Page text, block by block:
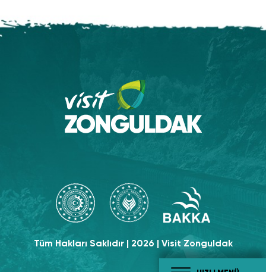
Tüm Hakları Saklıdır | 2026 | Visit Zonguldak